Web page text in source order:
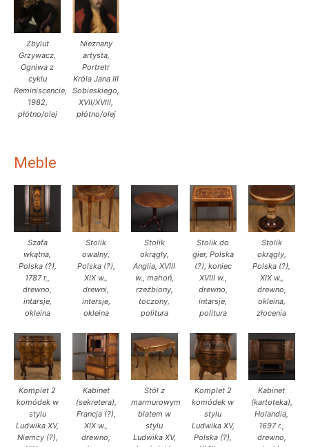
Zbylut
Grzywacz,
Ogniwa z
cyklu
Reminiscencie,
1982,
płótno/olej
Nieznany
artysta,
Portretr
Króla Jana III
Sobieskiego,
XVII/XVIII,
płótno/olej
Meble
Szafa
wkątna,
Polska (?),
1787 r.,
drewno,
intarsje,
okleina
Stolik
owalny,
Polska (?),
XIX w.,
drewni,
intersje,
okleina
Stolik
okrągły,
Anglia, XVIII
w., mahoń,
rzeźbiony,
toczony,
politura
Stolik do
gier, Polska
(?), koniec
XVIII w.,
drewno,
intarsje,
politura
Stolik
okrągły,
Polska (?),
XIX w.,
drewno,
okleina,
złocenia
Komplet 2
komódek w
stylu
Ludwika XV,
Niemcy (?),
Kabinet
(sekretera),
Francja (?),
XIX w.,
drewno,
Stół z
marmurowym
blatem w
stylu
Ludwika XV,
Komplet 2
komódek w
stylu
Ludwika XV,
Polska (?),
Kabinet
(kartoteka),
Holandia,
1697 r.,
drewno,